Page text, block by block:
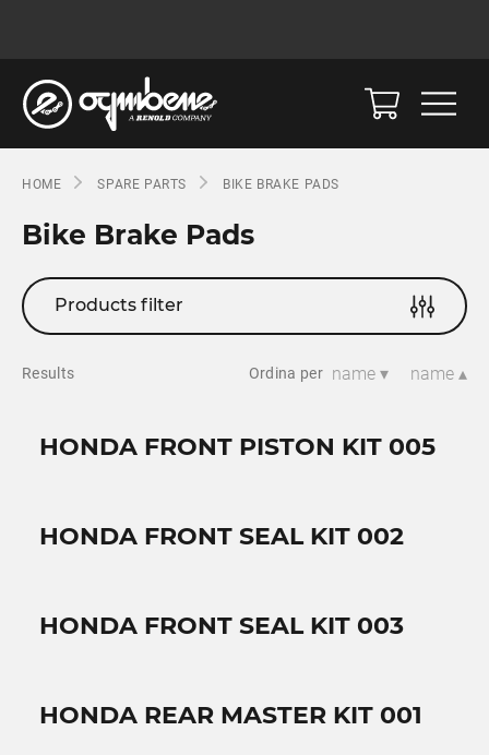
HOME SPARE PARTS BIKE BRAKE PADS
Bike Brake Pads
Products filter
Results Ordina per name ▾ name ▴
HONDA FRONT PISTON KIT 005
HONDA FRONT SEAL KIT 002
HONDA FRONT SEAL KIT 003
HONDA REAR MASTER KIT 001